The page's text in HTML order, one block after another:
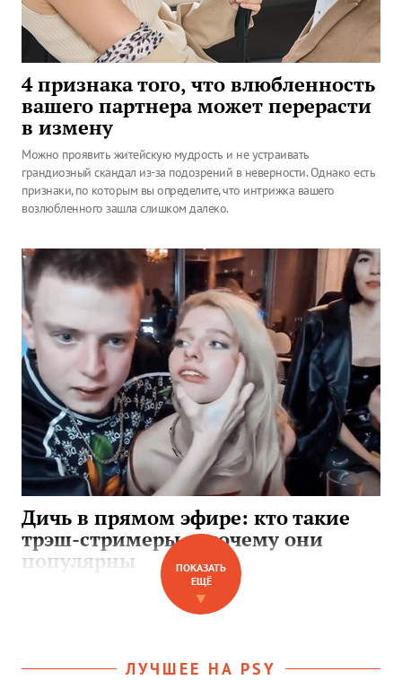
4 признака того, что влюбленность
вашего партнера может перерасти
в измену
Можно проявить житейскую мудрость и не устраивать
грандиозный скандал из-за подозрений в неверности. Однако есть
признаки, по которым вы определите, что интрижка вашего
возлюбленного зашла слишком далеко.
Дичь в прямом эфире: кто такие
трэш-стримеры и почему они
популярны
Разбираем феномен трэш-стримов и пытаемся понять, почему
такой контент популярен у россиян.
ПОКАЗАТЬ
ЕЩЁ
▼
ЛУЧШЕЕ НА PSY